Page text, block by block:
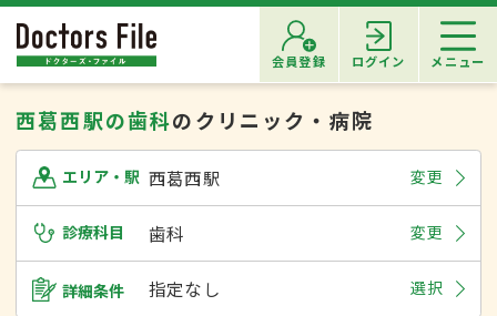
会員登録 ログイン メニュー
西葛西駅の歯科のクリニック・病院
エリア・駅 西葛西駅 変更
診療科目 歯科 変更
詳細条件 指定なし 選択